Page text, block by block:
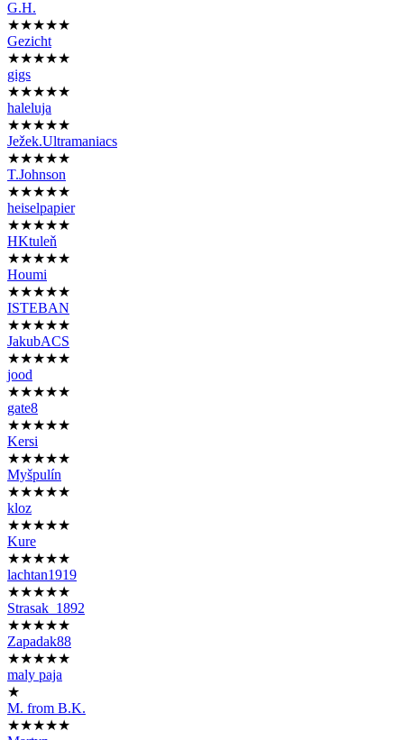
G.H.
★★★★★
Gezicht
★★★★★
gigs
★★★★★
haleluja
★★★★★
Ježek.Ultramaniacs
★★★★★
T.Johnson
★★★★★
heiselpapier
★★★★★
HKtuleň
★★★★★
Houmi
★★★★★
ISTEBAN
★★★★★
JakubACS
★★★★★
jood
★★★★★
gate8
★★★★★
Kersi
★★★★★
Myšpulín
★★★★★
kloz
★★★★★
Kure
★★★★★
lachtan1919
★★★★★
Strasak_1892
★★★★★
Zapadak88
★★★★★
maly paja
★
M. from B.K.
★★★★★